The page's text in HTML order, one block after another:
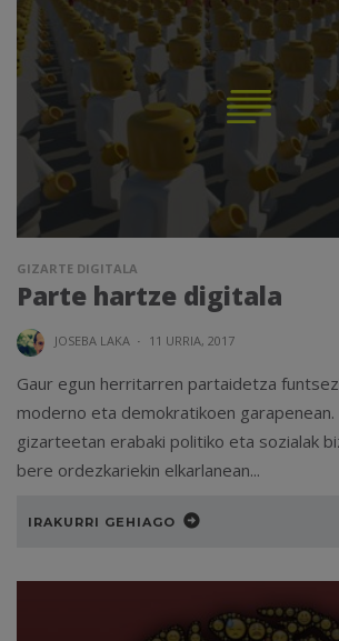
GIZARTE DIGITALA
Parte hartze digitala
JOSEBA LAKA · 11 URRIA, 2017
Gaur egun herritarren partaidetza
moderno eta demokratikoen
gizarteetan erabaki politiko eta sozialak
bere ordezkariekin elkarlanean...
IRAKURRI GEHIAGO